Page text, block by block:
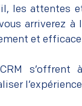
les attentes
arriverez à
et
s’offrent